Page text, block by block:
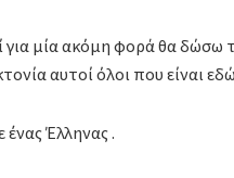
μία ακόμη φορά θα δώσω
αυτοί όλοι που είναι
ένας Έλληνας .